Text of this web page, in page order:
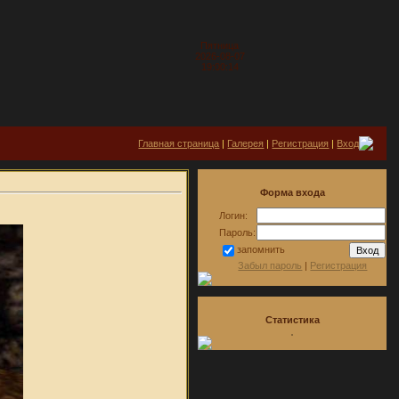
Пятница
2026-08-07
19:00:14
Главная страница | Галерея | Регистрация | Вход
Форма входа
Логин:
Пароль:
запомнить
Забыл пароль | Регистрация
Статистика